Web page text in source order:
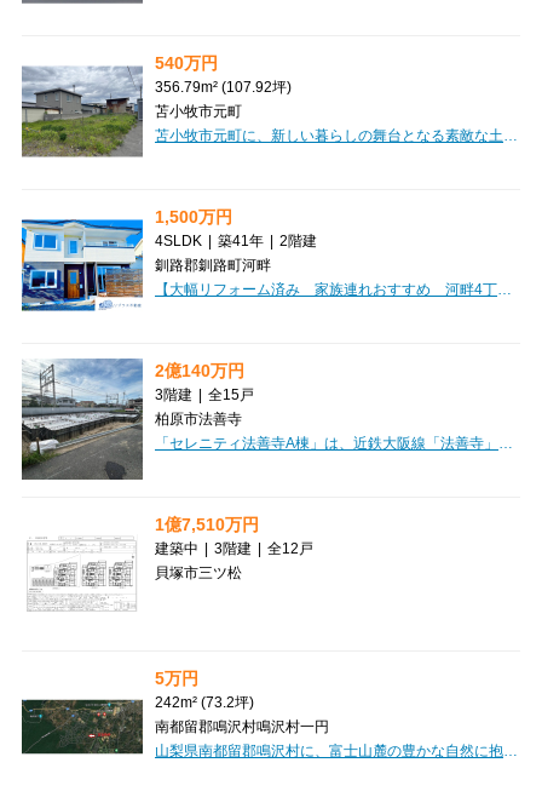
540万円
356.79m² (107.92坪)
苫小牧市元町
1,500万円
4SLDK | 築41年 | 2階建
釧路郡釧路町河畔
2億140万円
3階建 | 全15戸
柏原市法善寺
1億7,510万円
建築中 | 3階建 | 全12戸
貝塚市三ツ松
5万円
242m² (73.2坪)
南都留郡鳴沢村鳴沢村一円